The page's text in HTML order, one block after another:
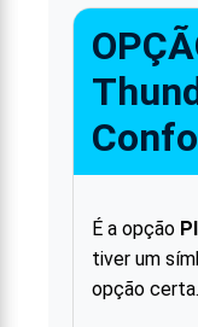
É a opção
tiver um
opção certa.